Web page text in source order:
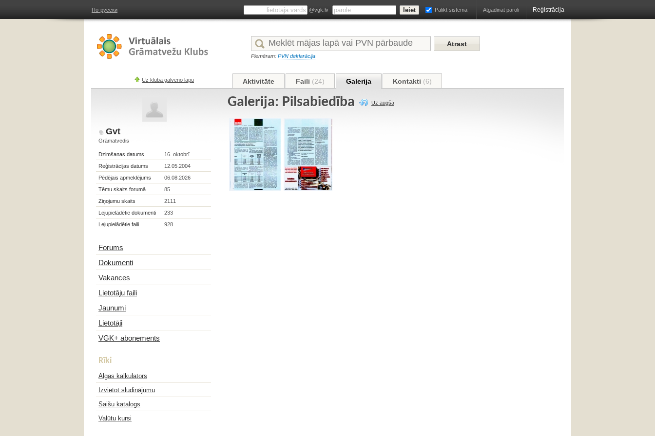
По-русски Atgadināt paroli Reģistrācija
@vgk.lv Palikt sistemā
Piemēram: PVN deklarācija
Uz kluba galveno lapu Aktivitāte Faili (24) Galerija Kontakti (6)
Gvt
Grāmatvedis
Dzimšanas datums
16. oktobrī
Reģistrācijas datums
12.05.2004
Pēdējais apmeklējums
06.08.2026
Tēmu skaits forumā
85
Ziņojumu skaits
2111
Lejupielādētie dokumenti
233
Lejupielādētie faili
928
Forums
Dokumenti
Vakances
Lietotāju faili
Jaunumi
Lietotāji
VGK+ abonements
Rīki
Algas kalkulators
Izvietot sludinājumu
Saišu katalogs
Valūtu kursi
Galerija: Pilsabiedība Uz augšā